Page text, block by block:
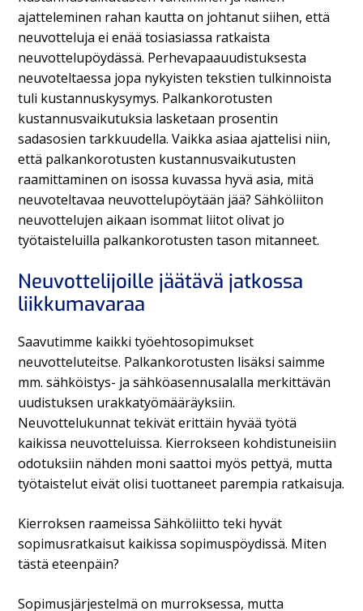
ajatteleminen rahan kautta on johtanut siihen, että
neuvotteluja ei enää tosiasiassa ratkaista
neuvottelupöydässä. Perhevapaauudistuksesta
neuvoteltaessa jopa nykyisten tekstien tulkinnoista
tuli kustannuskysymys. Palkankorotusten
kustannusvaikutuksia lasketaan prosentin
sadasosien tarkkuudella. Vaikka asiaa ajattelisi niin,
että palkankorotusten kustannusvaikutusten
raamittaminen on isossa kuvassa hyvä asia, mitä
neuvoteltavaa neuvottelupöytään jää? Sähköliiton
neuvottelujen aikaan isommat liitot olivat jo
työtaisteluilla palkankorotusten tason mitanneet.
Neuvottelijoille jäätävä jatkossa
liikkumavaraa
Saavutimme kaikki työehtosopimukset
neuvotteluteitse. Palkankorotusten lisäksi saimme
mm. sähköistys- ja sähköasennusalalla merkittävän
uudistuksen urakkatyömääräyksiin.
Neuvottelukunnat tekivät erittäin hyvää työtä
kaikissa neuvotteluissa. Kierrokseen kohdistuneisiin
odotuksiin nähden moni saattoi myös pettyä, mutta
työtaistelut eivät olisi tuottaneet parempia ratkaisuja.
Kierroksen raameissa Sähköliitto teki hyvät
sopimusratkaisut kaikissa sopimuspöydissä. Miten
tästä eteenpäin?
Sopimusjärjestelmä on murroksessa, mutta